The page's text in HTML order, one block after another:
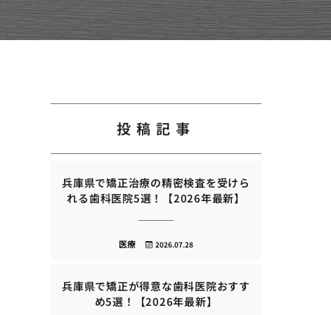
投稿記事
兵庫県で矯正治療の精密検査を受けら
れる歯科医院5選！【2026年最新】
2026.07.28
医療
兵庫県で矯正が得意な歯科医院おすす
め5選！【2026年最新】